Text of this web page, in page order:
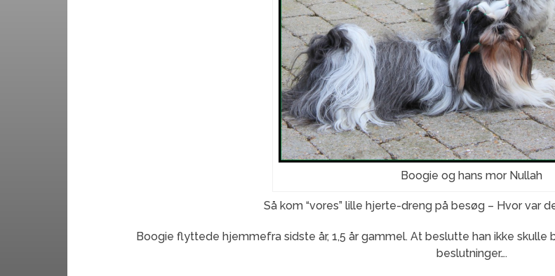
Boogie og hans mor Nullah
Så kom “vores” lille hjerte-dreng på besøg – Hvor var
Boogie flyttede hjemmefra sidste år, 1,5 år gammel. At beslutte han ikke
beslutninger….